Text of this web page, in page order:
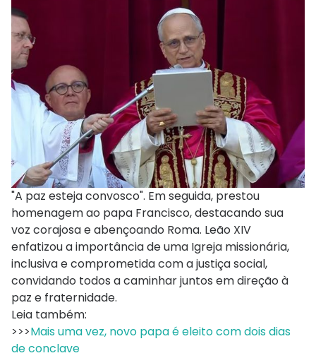
"A paz esteja convosco". Em seguida, prestou
homenagem ao papa Francisco, destacando sua
voz corajosa e abençoando Roma. Leão XIV
enfatizou a importância de uma Igreja missionária,
inclusiva e comprometida com a justiça social,
convidando todos a caminhar juntos em direção à
paz e fraternidade.
Leia também:
>>>Mais uma vez, novo papa é eleito com dois dias
de conclave